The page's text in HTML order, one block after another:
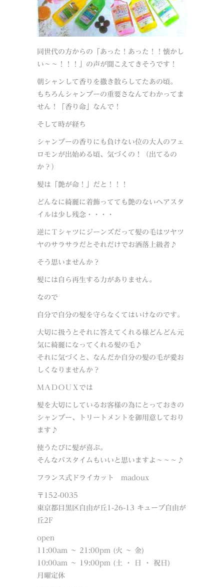
同世代の方からの「あった！あった！！懐かし
い～～！！！」の声が聞こえてきそうです！
朝シャンして香りを撒き散らしてたあの頃。
もちろんシャンプーの重要さなんてわかってま
せん！「香り命」なんで！
そして時が経ち
シャンプーの香りにも負けない位の大人のフェ
ロモンが出始める頃、気づくの！（出てるの
か？）
髪は「艶が命！」だと！！！
どんなに綺麗に着飾ってても艶のないヘアスタ
イルは少し残念・・・・
逆にＴシャツにジーンズだって髪の毛はツヤツ
ヤのサラサラだとそれだけでお洒落上級者♪
そう思いませんか？
髪には自ら再生する力がありません。
なので
自分で自分の髪を守らなくてはいけなのです。
大切に扱うとそれに答えてくれる様どんどん元
気に綺麗になってくれる髪の毛♪
それに気づくと、なんだか自分の髪の毛が愛お
しくなりませんか？
ＭＡＤＯＵＸでは
髪を大切にしているお客様の為にとっておきの
シャンプー、トリートメントを御用意しており
ます♪
使うたびに髪が喜ぶ。
そんなバスタイムもいいと思いますよ～～～♪
フランス式ドライカット madoux
〒152-0035
東京都目黒区自由が丘1-26-13 キューブ自由が
丘2F
open
11:00am ～ 21:00pm (火 ～ 金)
10:00am ～ 19:00pm (土 ・ 日 ・ 祝日)
月曜定休